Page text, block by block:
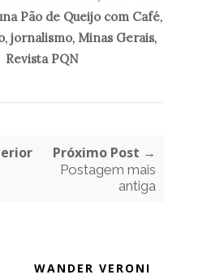
Pão de Queijo com Café,
, jornalismo, Minas Gerais,
Revista PQN
Próximo Post →
Postagem mais
antiga
WANDER VERONI